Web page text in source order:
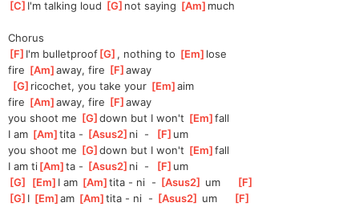
[C ]I'm talking loud [G ]not saying [Am ]much
Chorus
[F ]I'm bulletproof[G ], nothing to [Em ]lose
fire [Am ]
away, fire [F ]
away
[G ]ricochet, you take your [Em ]
aim
fire [Am ]
away, fire [F ]
away
you shoot me [G ]
down but I won't [Em ]
fall
I am [Am ]tita - [Asus2 ]ni  - [F ]um
you shoot me [G ]
down but I won't [Em ]
fall
I am ti[Am ]ta - [Asus2 ]ni  - [F ]um
[G [Em ]I am [Am ]tita - ni  - [Asus2 um [F
[G ]I [Em ]
am [Am ]tita - ni  - [Asus2 um [F